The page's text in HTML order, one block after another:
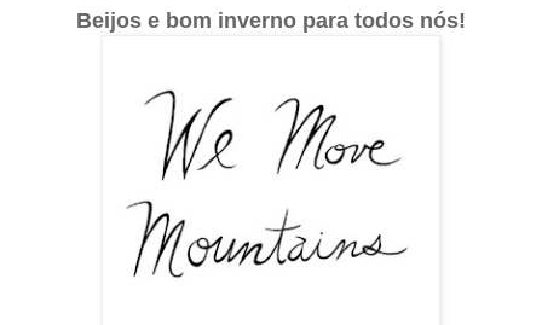
Beijos e bom inverno para todos nós!